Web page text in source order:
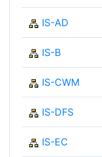
IS-AD
IS-B
IS-CWM
IS-DFS
IS-EC